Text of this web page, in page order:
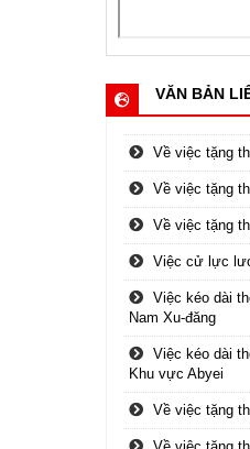
VĂN BẢN
Về việc tặng
Về việc tặng
Về việc tặng
Việc cử lực
Việc kéo dài
Nam Xu-đăng
Việc kéo dài
Khu vực Abyei
Về việc tặng